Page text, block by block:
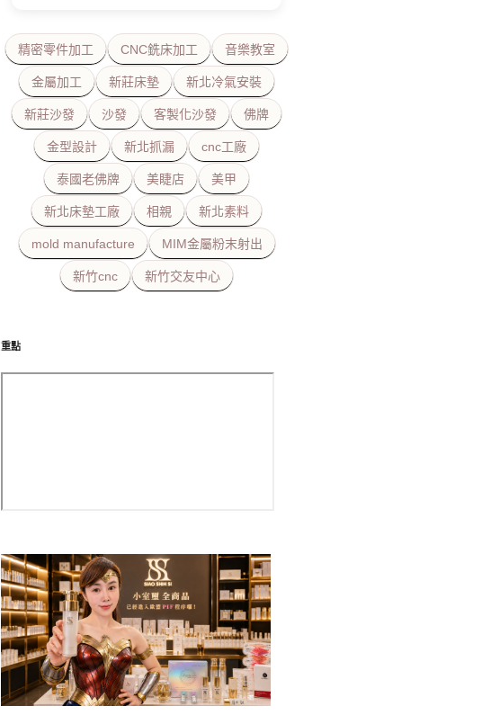
精密零件加工 CNC銑床加工 音樂教室
金屬加工 新莊床墊 新北冷氣安裝
新莊沙發 沙發 客製化沙發 佛牌
金型設計 新北抓漏 cnc工廠
泰國老佛牌 美睫店 美甲
新北床墊工廠 相親 新北素料
mold manufacture MIM金屬粉末射出
新竹cnc 新竹交友中心
重點